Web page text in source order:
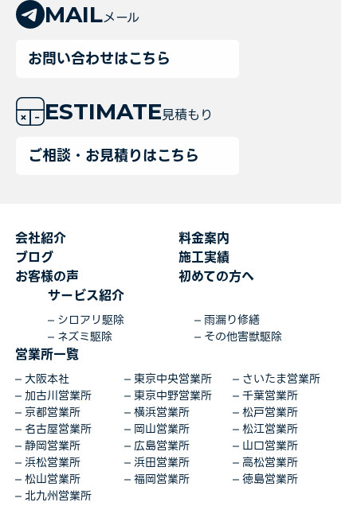
MAILメール
お問い合わせはこちら
ESTIMATE見積もり
ご相談・お見積りはこちら
会社紹介
料金案内
ブログ
施工実績
お客様の声
初めての方へ
サービス紹介
シロアリ駆除
雨漏り修繕
ネズミ駆除
その他害獣駆除
営業所一覧
大阪本社 東京中央営業所
さいたま営業所
加古川営業所
東京中野営業所
千葉営業所
京都営業所
横浜営業所
松戸営業所
名古屋営業所
岡山営業所
松江営業所
静岡営業所
広島営業所
山口営業所
浜松営業所
浜田営業所
高松営業所
松山営業所
福岡営業所
徳島営業所
北九州営業所